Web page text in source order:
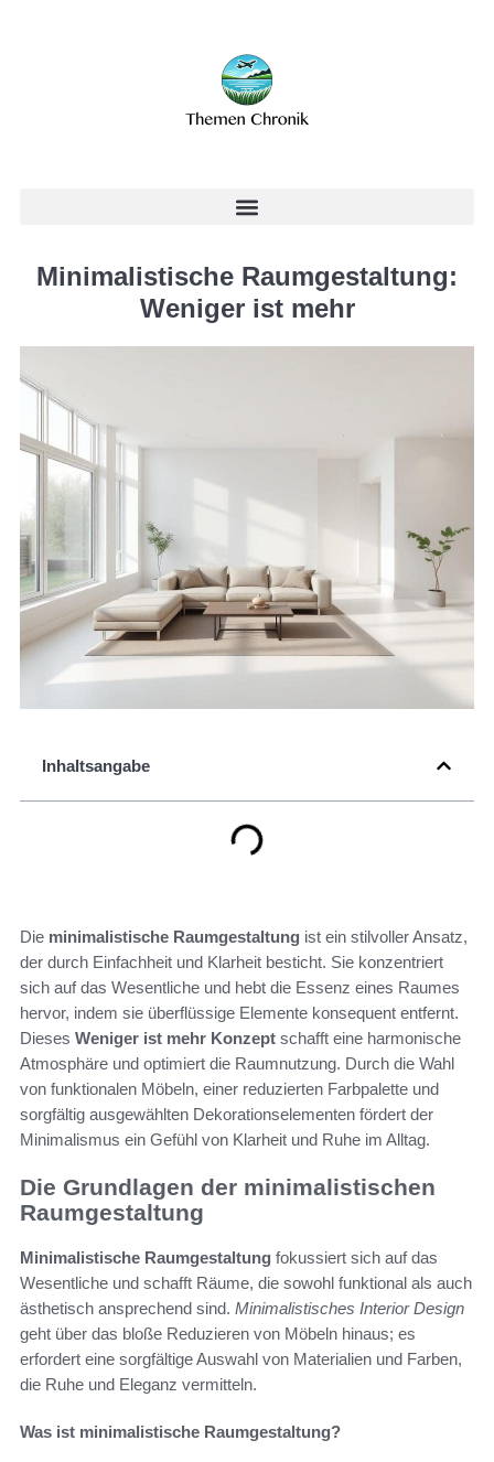
Minimalistische Raumgestaltung:
Weniger ist mehr
Inhaltsangabe
Die minimalistische Raumgestaltung ist ein stilvoller Ansatz,
der durch Einfachheit und Klarheit besticht. Sie konzentriert
sich auf das Wesentliche und hebt die Essenz eines Raumes
hervor, indem sie überflüssige Elemente konsequent entfernt.
Dieses Weniger ist mehr Konzept schafft eine harmonische
Atmosphäre und optimiert die Raumnutzung. Durch die Wahl
von funktionalen Möbeln, einer reduzierten Farbpalette und
sorgfältig ausgewählten Dekorationselementen fördert der
Minimalismus ein Gefühl von Klarheit und Ruhe im Alltag.
Die Grundlagen der minimalistischen
Raumgestaltung
Minimalistische Raumgestaltung fokussiert sich auf das
Wesentliche und schafft Räume, die sowohl funktional als auch
ästhetisch ansprechend sind. Minimalistisches Interior Design
geht über das bloße Reduzieren von Möbeln hinaus; es
erfordert eine sorgfältige Auswahl von Materialien und Farben,
die Ruhe und Eleganz vermitteln.
Was ist minimalistische Raumgestaltung?